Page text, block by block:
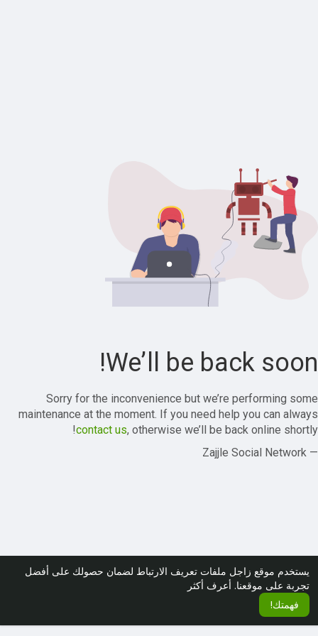
يستخدم موقع زاجل ملفات تعريف الارتباط لضمان حصولك على أفضل
تجربة على موقعنا. أعرف أكثر
فهمتك!
We’ll be back soon!
Sorry for the inconvenience but we’re performing some
maintenance at the moment. If you need help you can always
contact us, otherwise we’ll be back online shortly!
— Zajjle Social Network